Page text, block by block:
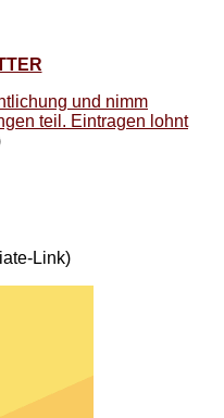
und nimm
teil. Eintragen lohnt
Link)